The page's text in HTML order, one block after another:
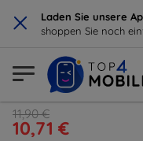
× Laden Sie unsere
shoppen Sie noch
11,90 €
10,71 €